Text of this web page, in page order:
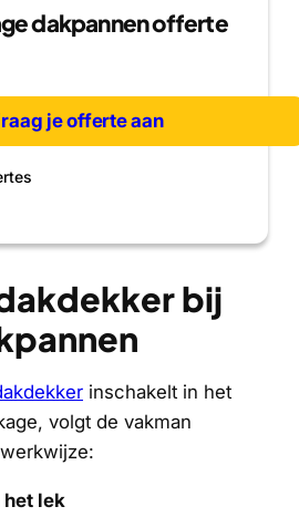
je offerte aan
bij
inschakelt in het
volgt de vakman
lek